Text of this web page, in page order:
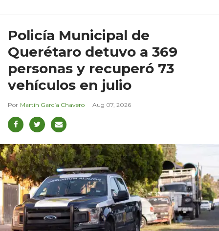
Policía Municipal de
Querétaro detuvo a 369
personas y recuperó 73
vehículos en julio
Martín García Chavero Aug 07, 2026